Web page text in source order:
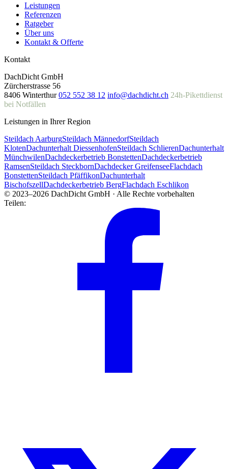
Leistungen
Referenzen
Ratgeber
Über uns
Kontakt & Offerte
Kontakt
DachDicht GmbH
Zürcherstrasse 56
8406 Winterthur 052 552 38 12 info@dachdicht.ch 24h-Pikettdienst
bei Notfällen
Leistungen in Ihrer Region
Steildach AarburgSteildach MännedorfSteildach
KlotenDachunterhalt DiessenhofenSteildach SchlierenDachunterhalt
MünchwilenDachdeckerbetrieb BonstettenDachdeckerbetrieb
RamsenSteildach SteckbornDachdecker GreifenseeFlachdach
BonstettenSteildach PfäffikonDachunterhalt
BischofszellDachdeckerbetrieb BergFlachdach Eschlikon
© 2023–2026 DachDicht GmbH · Alle Rechte vorbehalten
Teilen: